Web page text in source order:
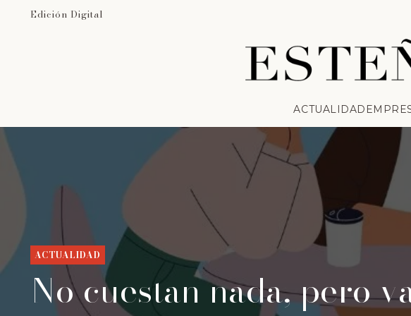
Edición Digital
ACTUALIDAD
ACTUALIDAD
No cuestan nada, pero